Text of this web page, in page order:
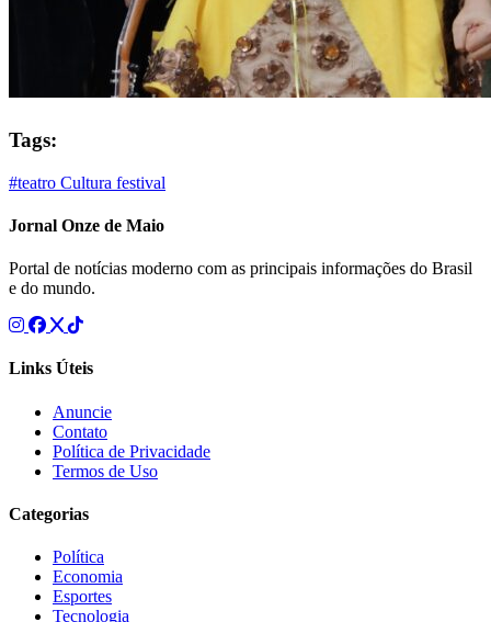
Tags:
#teatro Cultura festival
Jornal Onze de Maio
Portal de notícias moderno com as principais informações do Brasil
e do mundo.
Links Úteis
Anuncie
Contato
Política de Privacidade
Termos de Uso
Categorias
Política
Economia
Esportes
Tecnologia